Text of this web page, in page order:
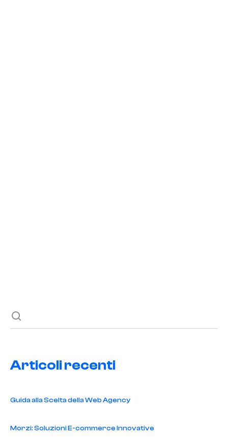
Articoli recenti
Guida alla Scelta della Web Agency
Morzi: Soluzioni E-commerce Innovative